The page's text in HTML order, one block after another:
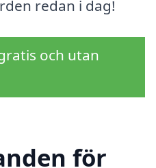
redan i dag!
och utan
för